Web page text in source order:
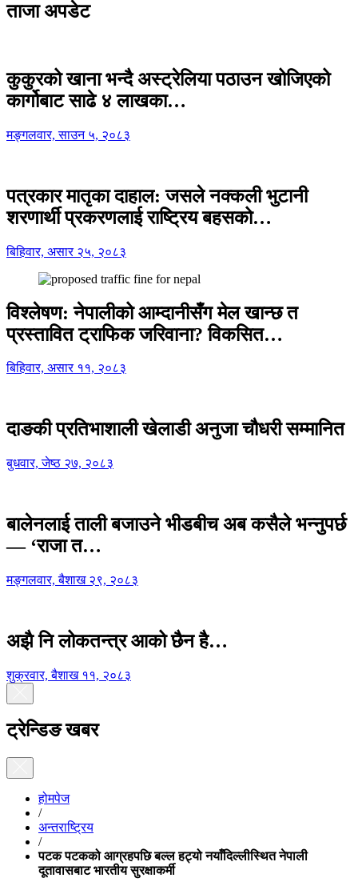
ताजा अपडेट
कुकुरको खाना भन्दै अस्ट्रेलिया पठाउन खोजिएको
कार्गोबाट साढे ४ लाखका…
मङ्गलवार, साउन ५, २०८३
पत्रकार मातृका दाहाल: जसले नक्कली भुटानी
शरणार्थी प्रकरणलाई राष्ट्रिय बहसको…
बिहिवार, असार २५, २०८३
विश्लेषण: नेपालीको आम्दानीसँग मेल खान्छ त
प्रस्तावित ट्राफिक जरिवाना? विकसित…
बिहिवार, असार ११, २०८३
दाङकी प्रतिभाशाली खेलाडी अनुजा चौधरी सम्मानित
बुधवार, जेष्ठ २७, २०८३
बालेनलाई ताली बजाउने भीडबीच अब कसैले भन्नुपर्छ
— ‘राजा त…
मङ्गलवार, बैशाख २९, २०८३
अझै नि लोकतन्त्र आको छैन है…
शुक्रवार, बैशाख ११, २०८३
ट्रेन्डिङ खबर
होमपेज
/
अन्तराष्ट्रिय
/
पटक पटकको आग्रहपछि बल्ल हट्यो नयाँदिल्लीस्थित नेपाली
दूतावासबाट भारतीय सुरक्षाकर्मी